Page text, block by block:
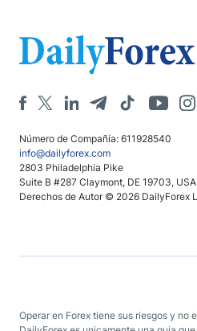
Número de Compañía: 611928540
info@dailyforex.com
2803 Philadelphia Pike
Suite B #287 Claymont, DE 19703, USA
Derechos de Autor © 2026 DailyForex
Operar en Forex tiene sus riesgos y